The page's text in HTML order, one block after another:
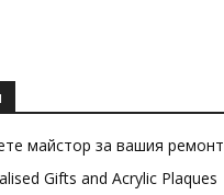
майстор за вашия ремонт
Gifts and Acrylic Plaques